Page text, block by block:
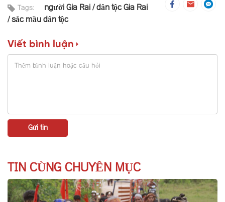
Tags: người Gia Rai dân tộc Gia Rai
sắc mầu dân tộc
Viết bình luận
TIN CÙNG CHUYÊN MỤC